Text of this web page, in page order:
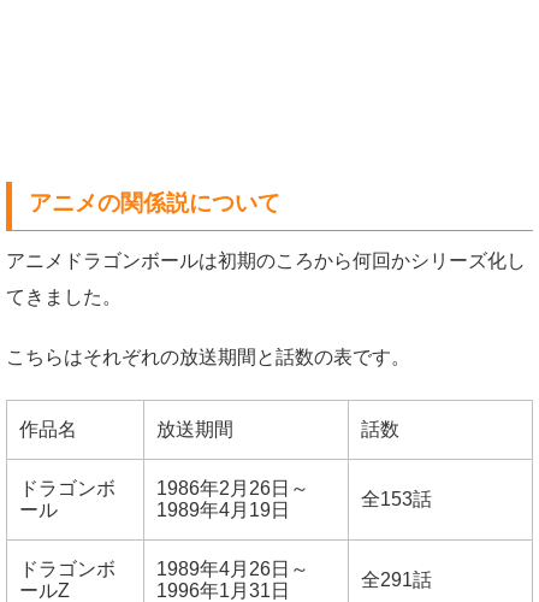
アニメの関係説について
アニメドラゴンボールは初期のころから何回かシリーズ化し
てきました。
こちらはそれぞれの放送期間と話数の表です。
作品名 放送期間 話数
ドラゴンボ
ール
1986年2月26日～
1989年4月19日
全153話
ドラゴンボ
ールZ
1989年4月26日～
1996年1月31日
全291話